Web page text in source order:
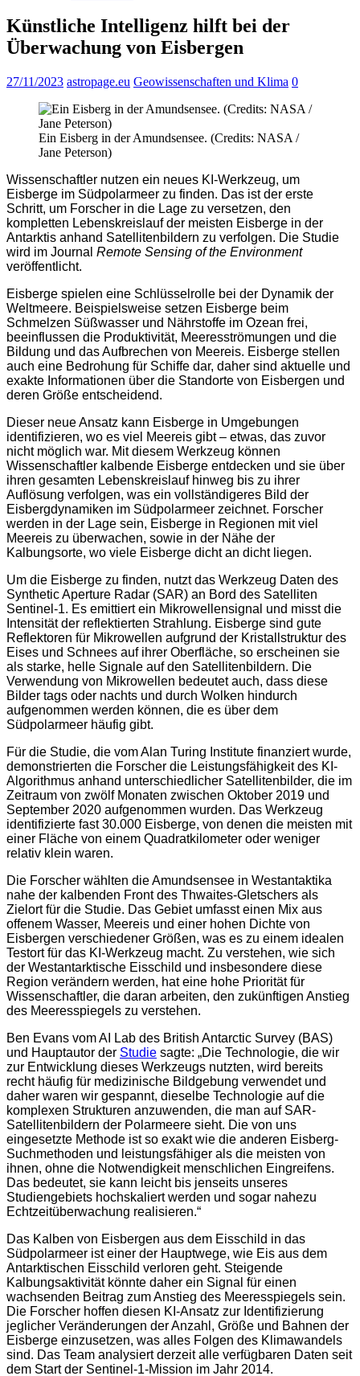
Künstliche Intelligenz hilft bei der
Überwachung von Eisbergen
27/11/2023 astropage.eu Geowissenschaften und Klima 0
Ein Eisberg in der Amundsensee. (Credits: NASA /
Jane Peterson)
Wissenschaftler nutzen ein neues KI-Werkzeug, um
Eisberge im Südpolarmeer zu finden. Das ist der erste
Schritt, um Forscher in die Lage zu versetzen, den
kompletten Lebenskreislauf der meisten Eisberge in der
Antarktis anhand Satellitenbildern zu verfolgen. Die Studie
wird im Journal Remote Sensing of the Environment
veröffentlicht.
Eisberge spielen eine Schlüsselrolle bei der Dynamik der
Weltmeere. Beispielsweise setzen Eisberge beim
Schmelzen Süßwasser und Nährstoffe im Ozean frei,
beeinflussen die Produktivität, Meeresströmungen und die
Bildung und das Aufbrechen von Meereis. Eisberge stellen
auch eine Bedrohung für Schiffe dar, daher sind aktuelle und
exakte Informationen über die Standorte von Eisbergen und
deren Größe entscheidend.
Dieser neue Ansatz kann Eisberge in Umgebungen
identifizieren, wo es viel Meereis gibt – etwas, das zuvor
nicht möglich war. Mit diesem Werkzeug können
Wissenschaftler kalbende Eisberge entdecken und sie über
ihren gesamten Lebenskreislauf hinweg bis zu ihrer
Auflösung verfolgen, was ein vollständigeres Bild der
Eisbergdynamiken im Südpolarmeer zeichnet. Forscher
werden in der Lage sein, Eisberge in Regionen mit viel
Meereis zu überwachen, sowie in der Nähe der
Kalbungsorte, wo viele Eisberge dicht an dicht liegen.
Um die Eisberge zu finden, nutzt das Werkzeug Daten des
Synthetic Aperture Radar (SAR) an Bord des Satelliten
Sentinel-1. Es emittiert ein Mikrowellensignal und misst die
Intensität der reflektierten Strahlung. Eisberge sind gute
Reflektoren für Mikrowellen aufgrund der Kristallstruktur des
Eises und Schnees auf ihrer Oberfläche, so erscheinen sie
als starke, helle Signale auf den Satellitenbildern. Die
Verwendung von Mikrowellen bedeutet auch, dass diese
Bilder tags oder nachts und durch Wolken hindurch
aufgenommen werden können, die es über dem
Südpolarmeer häufig gibt.
Für die Studie, die vom Alan Turing Institute finanziert wurde,
demonstrierten die Forscher die Leistungsfähigkeit des KI-
Algorithmus anhand unterschiedlicher Satellitenbilder, die im
Zeitraum von zwölf Monaten zwischen Oktober 2019 und
September 2020 aufgenommen wurden. Das Werkzeug
identifizierte fast 30.000 Eisberge, von denen die meisten mit
einer Fläche von einem Quadratkilometer oder weniger
relativ klein waren.
Die Forscher wählten die Amundsensee in Westantaktika
nahe der kalbenden Front des Thwaites-Gletschers als
Zielort für die Studie. Das Gebiet umfasst einen Mix aus
offenem Wasser, Meereis und einer hohen Dichte von
Eisbergen verschiedener Größen, was es zu einem idealen
Testort für das KI-Werkzeug macht. Zu verstehen, wie sich
der Westantarktische Eisschild und insbesondere diese
Region verändern werden, hat eine hohe Priorität für
Wissenschaftler, die daran arbeiten, den zukünftigen Anstieg
des Meeresspiegels zu verstehen.
Ben Evans vom AI Lab des British Antarctic Survey (BAS)
und Hauptautor der Studie sagte: „Die Technologie, die wir
zur Entwicklung dieses Werkzeugs nutzten, wird bereits
recht häufig für medizinische Bildgebung verwendet und
daher waren wir gespannt, dieselbe Technologie auf die
komplexen Strukturen anzuwenden, die man auf SAR-
Satellitenbildern der Polarmeere sieht. Die von uns
eingesetzte Methode ist so exakt wie die anderen Eisberg-
Suchmethoden und leistungsfähiger als die meisten von
ihnen, ohne die Notwendigkeit menschlichen Eingreifens.
Das bedeutet, sie kann leicht bis jenseits unseres
Studiengebiets hochskaliert werden und sogar nahezu
Echtzeitüberwachung realisieren.“
Das Kalben von Eisbergen aus dem Eisschild in das
Südpolarmeer ist einer der Hauptwege, wie Eis aus dem
Antarktischen Eisschild verloren geht. Steigende
Kalbungsaktivität könnte daher ein Signal für einen
wachsenden Beitrag zum Anstieg des Meeresspiegels sein.
Die Forscher hoffen diesen KI-Ansatz zur Identifizierung
jeglicher Veränderungen der Anzahl, Größe und Bahnen der
Eisberge einzusetzen, was alles Folgen des Klimawandels
sind. Das Team analysiert derzeit alle verfügbaren Daten seit
dem Start der Sentinel-1-Mission im Jahr 2014.